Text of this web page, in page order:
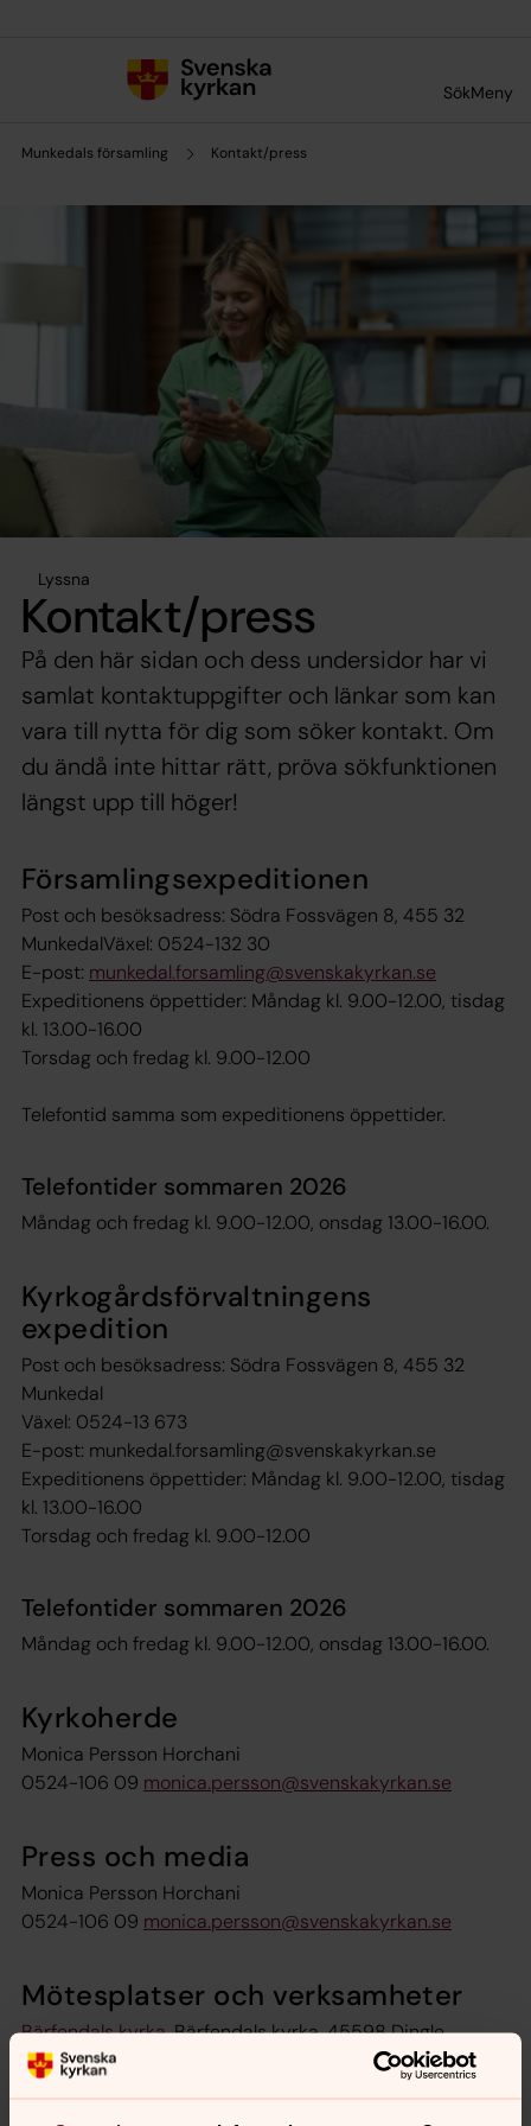
SökMeny
Munkedals församling Kontakt/press
Lyssna
Kontakt/press
På den här sidan och dess undersidor har vi
samlat kontaktuppgifter och länkar som kan
vara till nytta för dig som söker kontakt. Om
du ändå inte hittar rätt, pröva sökfunktionen
längst upp till höger!
Församlingsexpeditionen
Post och besöksadress: Södra Fossvägen 8, 455 32
MunkedalVäxel: 0524-132 30
E-post: munkedal.forsamling@svenskakyrkan.se
Expeditionens öppettider: Måndag kl. 9.00-12.00, tisdag
kl. 13.00-16.00
Torsdag och fredag kl. 9.00-12.00
Telefontid samma som expeditionens öppettider.
Telefontider sommaren 2026
Måndag och fredag kl. 9.00-12.00, onsdag 13.00-16.00.
Kyrkogårdsförvaltningens
expedition
Post och besöksadress: Södra Fossvägen 8, 455 32
Munkedal
Växel: 0524-13 673
E-post: munkedal.forsamling@svenskakyrkan.se
Expeditionens öppettider: Måndag kl. 9.00-12.00, tisdag
kl. 13.00-16.00
Torsdag och fredag kl. 9.00-12.00
Telefontider sommaren 2026
Måndag och fredag kl. 9.00-12.00, onsdag 13.00-16.00.
Kyrkoherde
Monica Persson Horchani
0524-106 09 monica.persson@svenskakyrkan.se
Press och media
Monica Persson Horchani
0524-106 09 monica.persson@svenskakyrkan.se
Mötesplatser och verksamheter
Bärfendals kyrka, Bärfendals kyrka, 45598 Dingle
Foss kyrka,